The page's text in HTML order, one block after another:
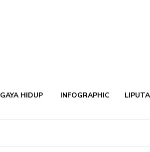
GAYA HIDUP INFOGRAPHIC